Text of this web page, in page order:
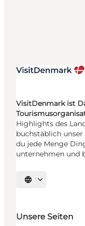
VisitDenmark ist
Highlights des
buchstäblich unser
du jede Menge
unternehmen und
Sprache auswählen
Unsere Seiten